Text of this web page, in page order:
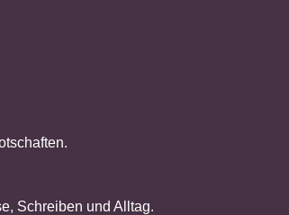
Schreiben und Alltag.